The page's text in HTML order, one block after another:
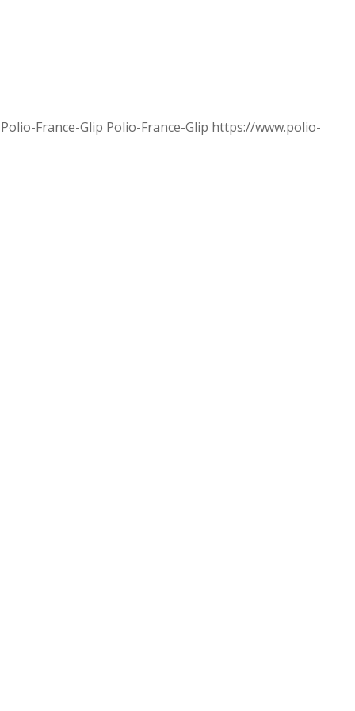
Polio-France-Glip Polio-France-Glip https://www.polio-